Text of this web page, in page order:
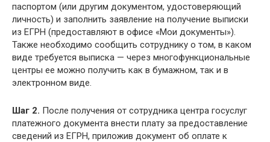
паспортом (или другим документом, удостоверяющий
личность) и заполнить заявление на получение выписки
из ЕГРН (предоставляют в офисе «Мои документы»).
Также необходимо сообщить сотруднику о том, в каком
виде требуется выписка — через многофункциональные
центры ее можно получить как в бумажном, так и в
электронном виде.
Шаг 2. После получения от сотрудника центра госуслуг
платежного документа внести плату за предоставление
сведений из ЕГРН, приложив документ об оплате к